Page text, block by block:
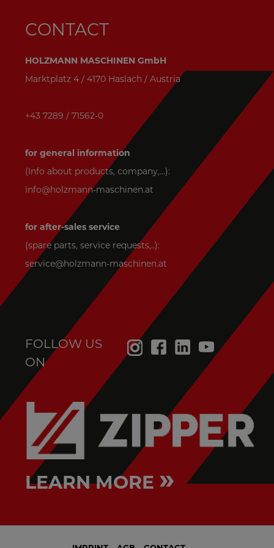
CONTACT
HOLZMANN MASCHINEN GmbH
Marktplatz 4 / 4170 Haslach / Austria
+43 7289 / 71562-0
for general information
(Info about products, company,...):
info@holzmann-maschinen.at
for after-sales service
(spare parts, service requests,..):
service@holzmann-maschinen.at
FOLLOW US
ON
LEARN MORE »